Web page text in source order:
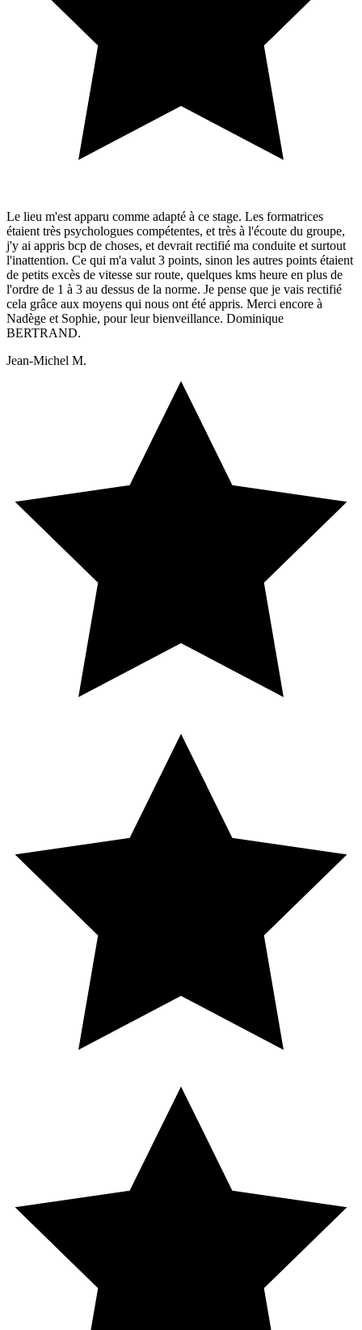
Le lieu m'est apparu comme adapté à ce stage. Les formatrices
étaient très psychologues compétentes, et très à l'écoute du groupe,
j'y ai appris bcp de choses, et devrait rectifié ma conduite et surtout
l'inattention. Ce qui m'a valut 3 points, sinon les autres points étaient
de petits excès de vitesse sur route, quelques kms heure en plus de
l'ordre de 1 à 3 au dessus de la norme. Je pense que je vais rectifié
cela grâce aux moyens qui nous ont été appris. Merci encore à
Nadège et Sophie, pour leur bienveillance. Dominique
BERTRAND.
Jean-Michel M.